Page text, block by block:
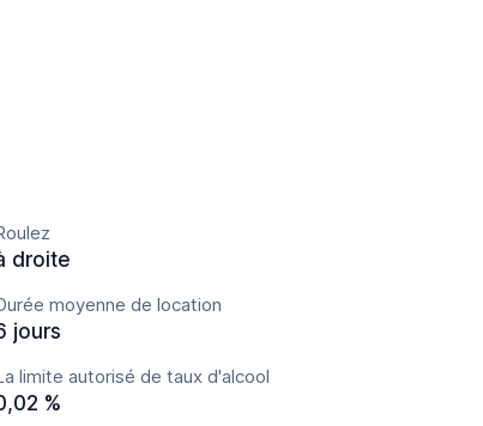
droite
moyenne de location
jours
limite autorisé de taux d'alcool
%